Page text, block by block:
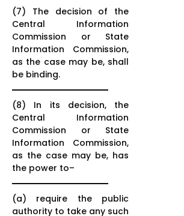
(7) The decision of the
Central Information
Commission or State
Information Commission,
as the case may be, shall
be binding.
(8) In its decision, the
Central Information
Commission or State
Information Commission,
as the case may be, has
the power to–
(a) require the public
authority to take any such